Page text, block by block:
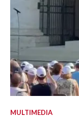
MULTIMEDIA